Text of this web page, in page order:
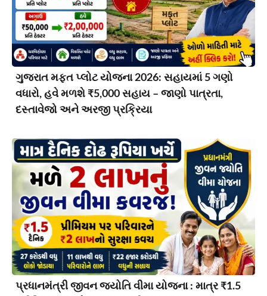
ગુજરાત મફત પ્લોટ યોજના 2026: સહાયમાં 5 ગણો
વધારો, હવે મળશે ₹5,000 સહાય – જાણો પાત્રતા,
દસ્તાવેજો અને અરજી પ્રક્રિયા
પ્રધાનમંત્રી જીવન જ્યોતિ વીમા યોજના : માત્ર ₹1.5